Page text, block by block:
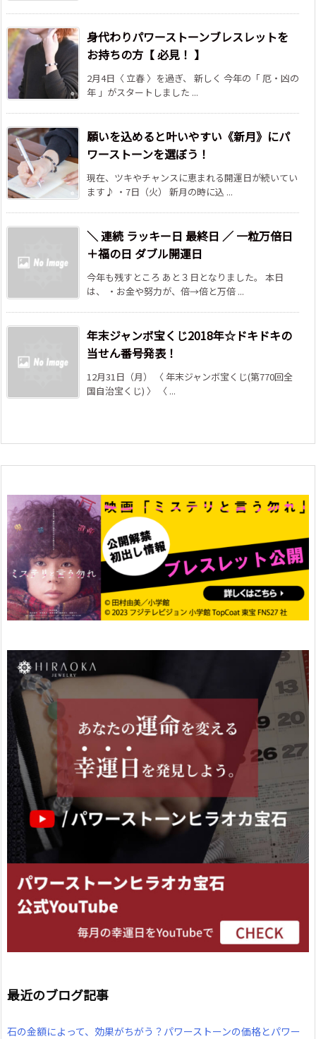
身代わりパワーストーンブレスレットを
お持ちの方【 必見！ 】
2月4日〈 立春 〉を過ぎ、 新しく 今年の「 厄・凶の
年 」がスタートしました ...
願いを込めると叶いやすい《新月》にパ
ワーストーンを選ぼう！
現在、ツキやチャンスに恵まれる開運日が続いてい
ます♪ ・7日（火） 新月の時に込 ...
＼ 連続 ラッキー日 最終日 ／ 一粒万倍日
＋福の日 ダブル開運日
今年も残すところ あと３日となりました。 本日
は、 ・お金や努力が、倍→倍と万倍 ...
年末ジャンボ宝くじ2018年☆ドキドキの
当せん番号発表！
12月31日（月） 〈 年末ジャンボ宝くじ(第770回全
国自治宝くじ) 〉 〈 ...
最近のブログ記事
石の金額によって、効果がちがう？パワーストーンの価格とパワー